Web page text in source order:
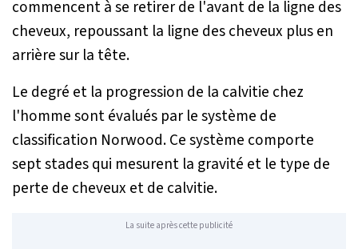
commencent à se retirer de l'avant de la ligne des
cheveux, repoussant la ligne des cheveux plus en
arrière sur la tête.
Le degré et la progression de la calvitie chez
l'homme sont évalués par le système de
classification Norwood. Ce système comporte
sept stades qui mesurent la gravité et le type de
perte de cheveux et de calvitie.
La suite après cette publicité